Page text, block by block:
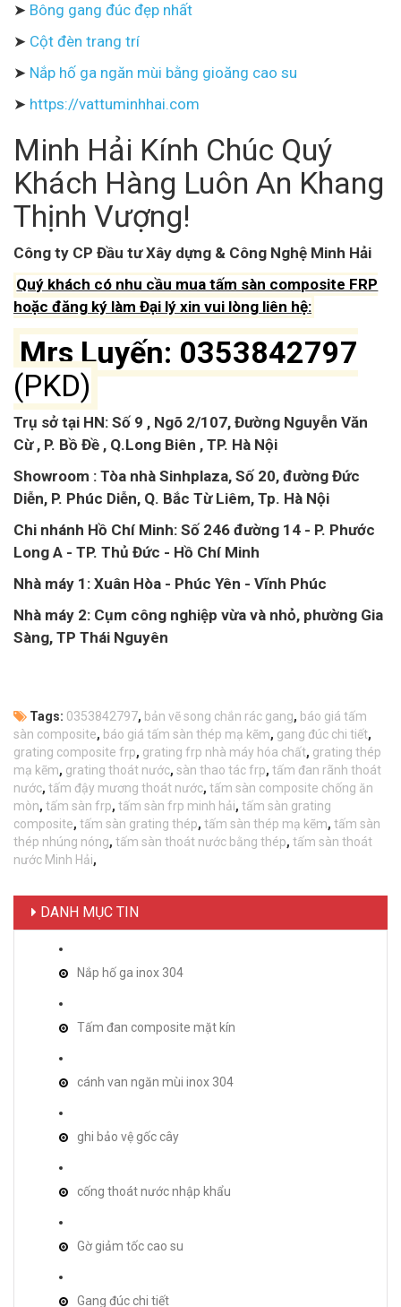
➤ Bông gang đúc đẹp nhất
➤ Cột đèn trang trí
➤ Nắp hố ga ngăn mùi bằng gioăng cao su
➤ https://vattuminhhai.com
Minh Hải Kính Chúc Quý
Khách Hàng Luôn An Khang
Thịnh Vượng!
Công ty CP Đầu tư Xây dựng & Công Nghệ Minh Hải
Quý khách có nhu cầu mua tấm sàn composite FRP
hoặc đăng ký làm Đại lý xin vui lòng liên hệ:
Mrs Luyến: 0353842797
(PKD)
Trụ sở tại HN: Số 9 , Ngõ 2/107, Đường Nguyễn Văn
Cừ , P. Bồ Đề , Q.Long Biên , TP. Hà Nội
Showroom : Tòa nhà Sinhplaza, Số 20, đường Đức
Diễn, P. Phúc Diễn, Q. Bắc Từ Liêm, Tp. Hà Nội
Chi nhánh Hồ Chí Minh: Số 246 đường 14 - P. Phước
Long A - TP. Thủ Đức - Hồ Chí Minh
Nhà máy 1: Xuân Hòa - Phúc Yên - Vĩnh Phúc
Nhà máy 2: Cụm công nghiệp vừa và nhỏ, phường Gia
Sàng, TP Thái Nguyên
Tags: 0353842797, bản vẽ song chắn rác gang, báo giá tấm
sàn composite, báo giá tấm sàn thép mạ kẽm, gang đúc chi tiết,
grating composite frp, grating frp nhà máy hóa chất, grating thép
mạ kẽm, grating thoát nước, sàn thao tác frp, tấm đan rãnh thoát
nước, tấm đậy mương thoát nước, tấm sàn composite chống ăn
mòn, tấm sàn frp, tấm sàn frp minh hải, tấm sàn grating
composite, tấm sàn grating thép, tấm sàn thép mạ kẽm, tấm sàn
thép nhúng nóng, tấm sàn thoát nước bằng thép, tấm sàn thoát
nước Minh Hải,
DANH MỤC TIN
Nắp hố ga inox 304
Tấm đan composite mặt kín
cánh van ngăn mùi inox 304
ghi bảo vệ gốc cây
cống thoát nước nhập khẩu
Gờ giảm tốc cao su
Gang đúc chi tiết